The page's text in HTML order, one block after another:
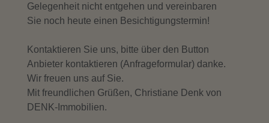
Gelegenheit nicht entgehen und vereinbaren
Sie noch heute einen Besichtigungstermin!
Kontaktieren Sie uns, bitte über den Button
Anbieter kontaktieren (Anfrageformular) danke.
Wir freuen uns auf Sie.
Mit freundlichen Grüßen, Christiane Denk von
DENK-Immobilien.